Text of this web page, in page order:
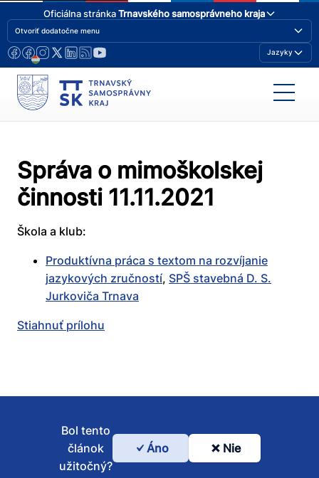
Oficiálna stránkaTrnavského samosprávneho kraja
Otvoriť dodatočne menu
Jazyky
Správa o mimoškolskej
činnosti 11.11.2021
Škola a klub:
Produktívna práca s textom na rozvíjanie
jazykových zručností, SPŠ stavebná D. S.
Jurkoviča Trnava
Stiahnuť prílohu
Bol
Bol tento
článok
užitočný?
Áno Nie